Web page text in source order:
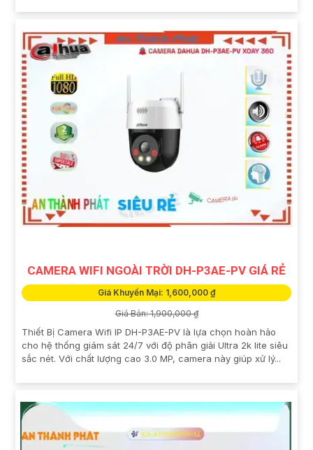
CAMERA WIFI NGOÀI TRỜI DH-P3AE-PV GIÁ RẺ
Giá Khuyến Mại: 1,600,000 ₫
Giá Bán: 1,900,000 ₫
Thiết Bị Camera Wifi IP DH-P3AE-PV là lựa chọn hoàn hảo
cho hệ thống giám sát 24/7 với độ phân giải Ultra 2k lite siêu
sắc nét. Với chất lượng cao 3.0 MP, camera này giúp xử lý...